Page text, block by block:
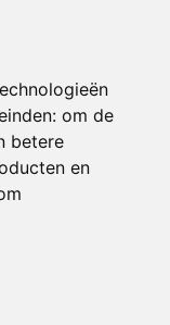
om de
betere
en